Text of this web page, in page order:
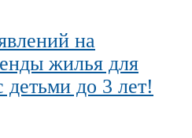
на
жилья для
до 3 лет!